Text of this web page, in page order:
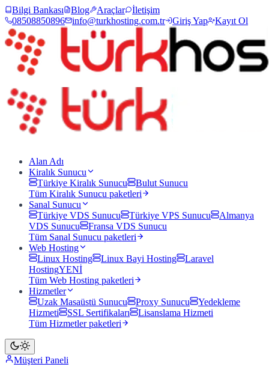
Bilgi Bankası Blog Araçlar
İletişim
08508850896
info@turkhosting.com.tr Giriş Yap Kayıt Ol
Alan Adı
Kiralık Sunucu
Türkiye Kiralık Sunucu
Bulut Sunucu
Tüm Kiralık Sunucu paketleri
Sanal Sunucu
Türkiye VDS Sunucu
Türkiye VPS Sunucu
Almanya
VDS Sunucu
Fransa VDS Sunucu
Tüm Sanal Sunucu paketleri
Web Hosting
Linux Hosting
Linux Bayi Hosting
Laravel
HostingYENİ
Tüm Web Hosting paketleri
Hizmetler
Uzak Masaüstü Sunucu
Proxy Sunucu
Yedekleme
Hizmeti
SSL Sertifikaları
Lisanslama Hizmeti
Tüm Hizmetlerpaketleri
Müşteri Paneli